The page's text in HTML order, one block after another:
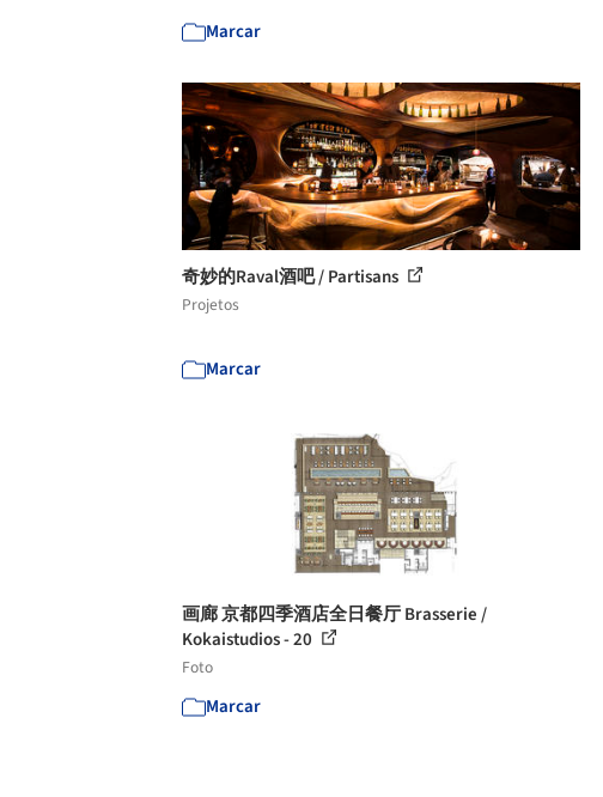
Marcar
奇妙的Raval酒吧 / Partisans
Projetos
Marcar
画廊 京都四季酒店全日餐厅 Brasserie /
Kokaistudios - 20
Foto
Marcar